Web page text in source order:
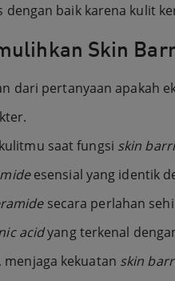
baik karena kulit
Skin
dari pertanyaan apakah
saat fungsi skin
esensial yang identik
secara perlahan
acidyang terkenal
kekuatan skin